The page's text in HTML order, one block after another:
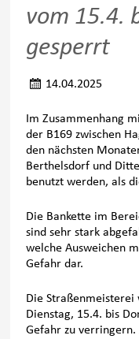
vom 15.4.
gesperrt
14.04.2025
Im Zusammenhang
der B169 zwischen
den nächsten
Berthelsdorf und
benutzt werden, als
Die Bankette im
sind sehr stark
welche Ausweichen
Gefahr dar.
Die
Dienstag, 15.4. bis
Gefahr zu